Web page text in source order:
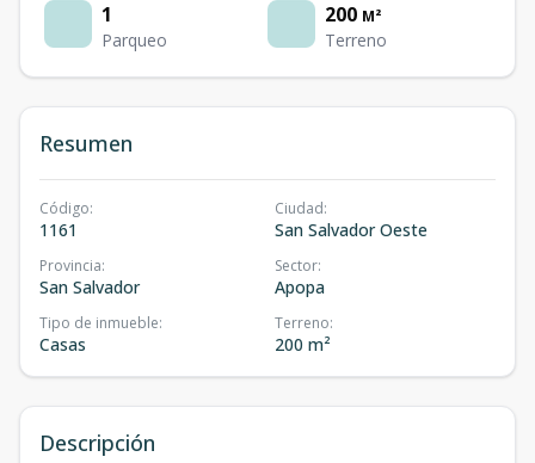
1
Parqueo
200 M²
Terreno
Resumen
Código:
1161
Ciudad:
San Salvador Oeste
Provincia:
San Salvador
Sector:
Apopa
Tipo de inmueble:
Casas
Terreno:
200 m²
Descripción